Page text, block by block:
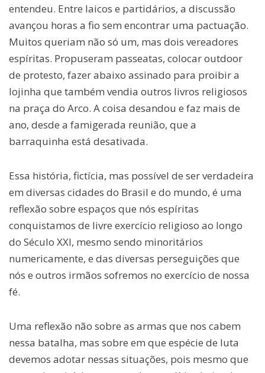
entendeu. Entre laicos e partidários, a discussão
avançou horas a fio sem encontrar uma pactuação.
Muitos queriam não só um, mas dois vereadores
espíritas. Propuseram passeatas, colocar outdoor
de protesto, fazer abaixo assinado para proibir a
lojinha que também vendia outros livros religiosos
na praça do Arco. A coisa desandou e faz mais de
ano, desde a famigerada reunião, que a
barraquinha está desativada.
Essa história, fictícia, mas possível de ser verdadeira
em diversas cidades do Brasil e do mundo, é uma
reflexão sobre espaços que nós espíritas
conquistamos de livre exercício religioso ao longo
do Século XXI, mesmo sendo minoritários
numericamente, e das diversas perseguições que
nós e outros irmãos sofremos no exercício de nossa
fé.
Uma reflexão não sobre as armas que nos cabem
nessa batalha, mas sobre em que espécie de luta
devemos adotar nessas situações, pois mesmo que